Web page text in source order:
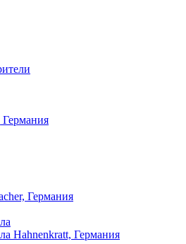
Германия
Hahnenkratt, Германия